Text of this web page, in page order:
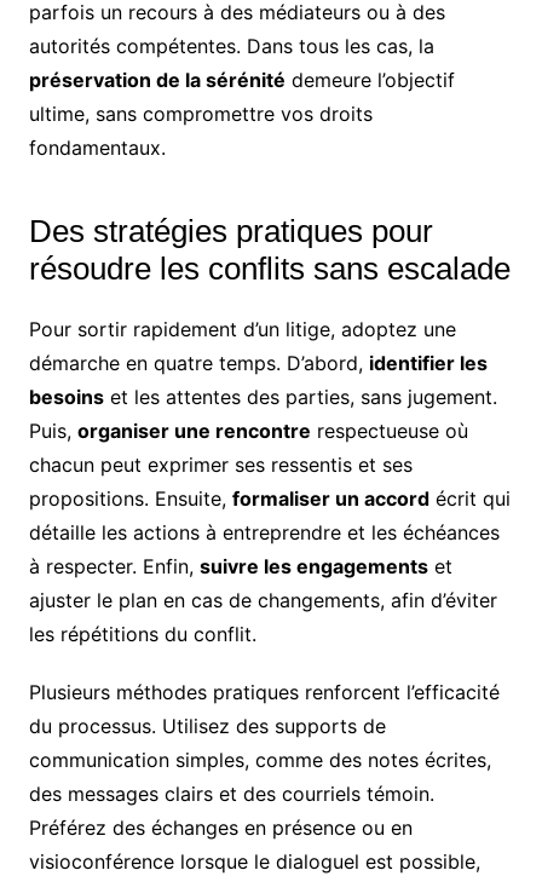
parfois un recours à des médiateurs ou à des
autorités compétentes. Dans tous les cas, la
préservation de la sérénité demeure l’objectif
ultime, sans compromettre vos droits
fondamentaux.
Des stratégies pratiques pour
résoudre les conflits sans escalade
Pour sortir rapidement d’un litige, adoptez une
démarche en quatre temps. D’abord, identifier les
besoinset les attentes des parties, sans jugement.
Puis, organiser une rencontre respectueuse où
chacun peut exprimer ses ressentis et ses
propositions. Ensuite, formaliser un accordécrit qui
détaille les actions à entreprendre et les échéances
à respecter. Enfin, suivre les engagementset
ajuster le plan en cas de changements, afin d’éviter
les répétitions du conflit.
Plusieurs méthodes pratiques renforcent l’efficacité
du processus. Utilisez des supports de
communication simples, comme des notes écrites,
des messages clairs et des courriels témoin.
Préférez des échanges en présence ou en
visioconférence lorsque le dialoguel est possible,